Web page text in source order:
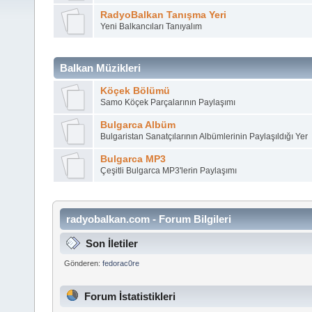
RadyoBalkan Tanışma Yeri
Yeni Balkancıları Tanıyalım
Balkan Müzikleri
Köçek Bölümü
Samo Köçek Parçalarının Paylaşımı
Bulgarca Albüm
Bulgaristan Sanatçılarının Albümlerinin Paylaşıldığı Yer
Bulgarca MP3
Çeşitli Bulgarca MP3'lerin Paylaşımı
radyobalkan.com - Forum Bilgileri
Son İletiler
Gönderen: fedorac0re
Forum İstatistikleri